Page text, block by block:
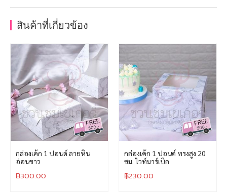
สินค้าที่เกี่ยวข้อง
กล่องเค้ก 1 ปอนด์ ลายหิน
อ่อนขาว
฿300.00
กล่องเค้ก 1 ปอนด์ ทรงสูง 20
ซม. ไวท์มาร์เบิล
฿230.00